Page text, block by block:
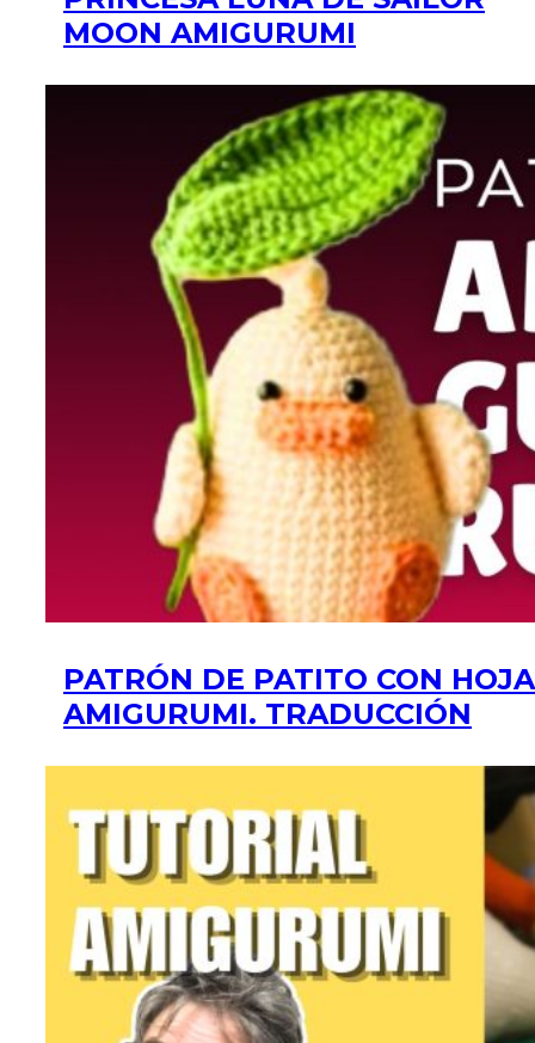
MOON AMIGURUMI
PATRÓN DE PATITO CON HOJA
AMIGURUMI. TRADUCCIÓN